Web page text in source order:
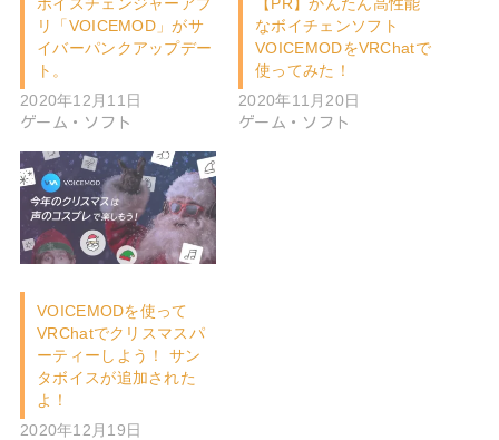
リ「VOICEMOD」がサ
イバーパンクアップデー
ト。
2020年12月11日
ゲーム・ソフト
なボイチェンソフト
VOICEMODをVRChatで
使ってみた！
2020年11月20日
ゲーム・ソフト
VOICEMODを使って
VRChatでクリスマスパ
ーティーしよう！ サン
タボイスが追加された
よ！
2020年12月19日